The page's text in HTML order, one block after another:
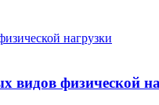
нагрузки
видов физической